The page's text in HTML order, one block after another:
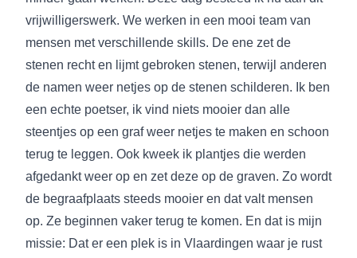
vrijwilligerswerk. We werken in een mooi team van
mensen met verschillende skills. De ene zet de
stenen recht en lijmt gebroken stenen, terwijl anderen
de namen weer netjes op de stenen schilderen. Ik ben
een echte poetser, ik vind niets mooier dan alle
steentjes op een graf weer netjes te maken en schoon
terug te leggen. Ook kweek ik plantjes die werden
afgedankt weer op en zet deze op de graven. Zo wordt
de begraafplaats steeds mooier en dat valt mensen
op. Ze beginnen vaker terug te komen. En dat is mijn
missie: Dat er een plek is in Vlaardingen waar je rust